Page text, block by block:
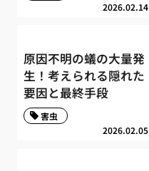
2026.02.14
原因不明の蟻の大量発
生！考えられる隠れた
要因と最終手段
2026.02.05
害虫